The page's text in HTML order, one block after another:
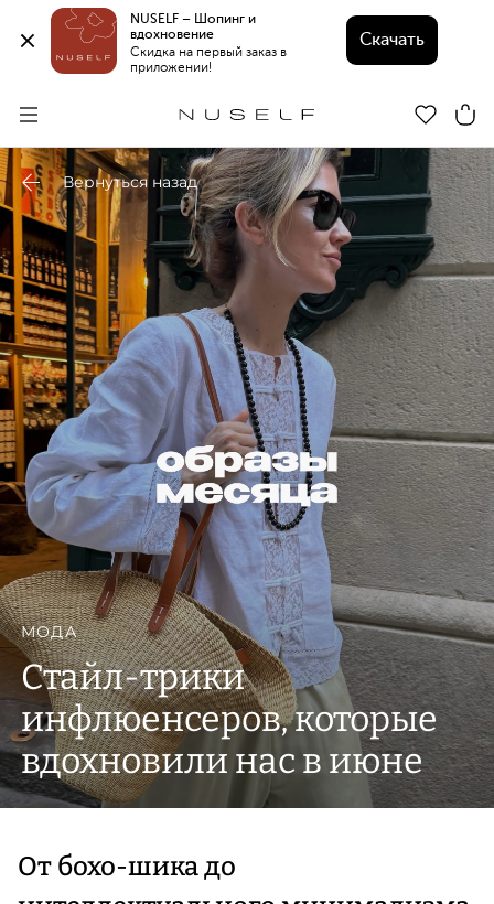
NUSELF – Шопинг и
вдохновение
Скидка на первый заказ в
приложении!
Скачать
Вернуться назад
МОДА
Стайл-трики
инфлюенсеров, которые
вдохновили нас в июне
От бохо-шика до